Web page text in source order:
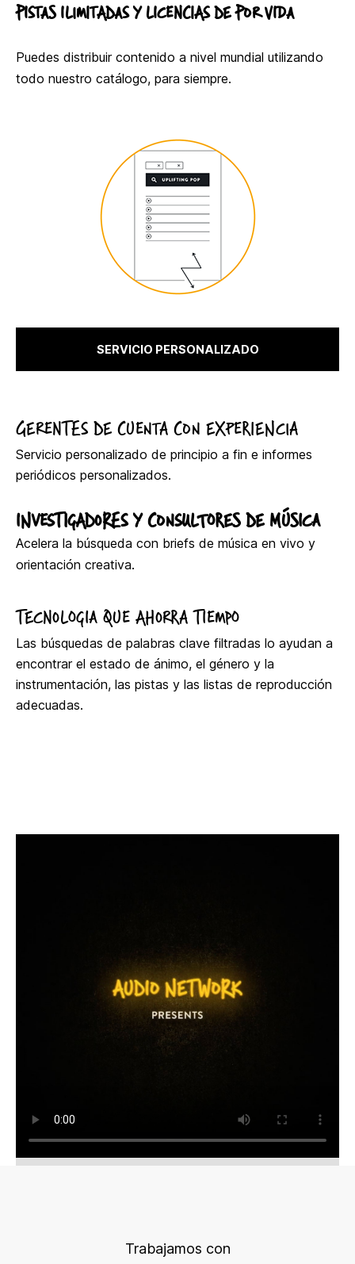
PISTAS ILIMITADAS Y LICENCIAS DE POR VIDA
Puedes distribuir contenido a nivel mundial utilizando
todo nuestro catálogo, para siempre.
SERVICIO PERSONALIZADO
GERENTES DE CUENTA CON EXPERIENCIA
Servicio personalizado de principio a fin e informes
periódicos personalizados.
INVESTIGADORES Y CONSULTORES DE MÚSICA
Acelera la búsqueda con briefs de música en vivo y
orientación creativa.
TECNOLOGIA QUE AHORRA TIEMPO
Las búsquedas de palabras clave filtradas lo ayudan a
encontrar el estado de ánimo, el género y la
instrumentación, las pistas y las listas de reproducción
adecuadas.
Trabajamos con